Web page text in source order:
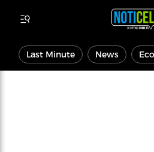
Last Minute News